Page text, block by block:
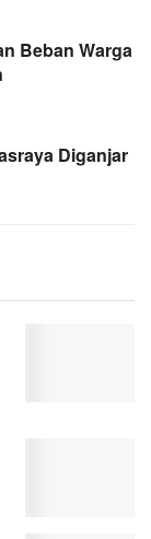
Beban Warga
Diganjar